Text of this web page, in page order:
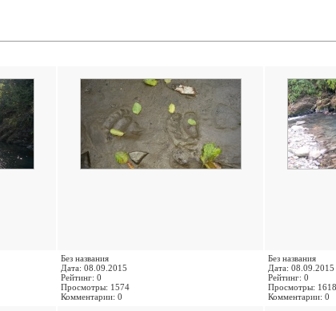
Без названия
Дата: 08.09.2015
Рейтинг: 0
Просмотры: 1574
Комментарии: 0
Без названия
Дата: 08.09.2015
Рейтинг: 0
Просмотры: 1618
Комментарии: 0